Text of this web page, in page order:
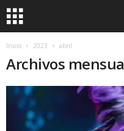
Inicio 2023 abril
Archivos